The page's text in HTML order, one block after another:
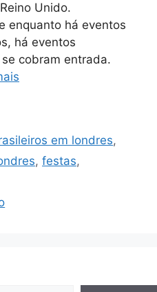
Unido.
enquanto há eventos
há eventos
cobram entrada.
em londres,
, festas,